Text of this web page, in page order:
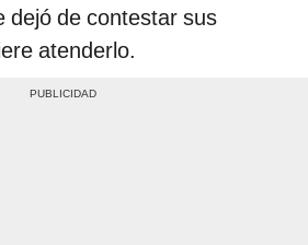
dejó de contestar sus
atenderlo.